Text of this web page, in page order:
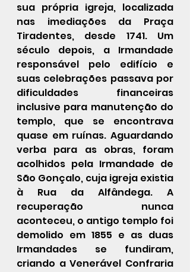
sua própria igreja, localizada
nas imediações da Praça
Tiradentes, desde 1741. Um
século depois, a Irmandade
responsável pelo edifício e
suas celebrações passava por
dificuldades financeiras
inclusive para manutenção do
templo, que se encontrava
quase em ruínas. Aguardando
verba para as obras, foram
acolhidos pela Irmandade de
São Gonçalo, cuja igreja existia
à Rua da Alfândega. A
recuperação nunca
aconteceu, o antigo templo foi
demolido em 1855 e as duas
Irmandades se fundiram,
criando a Venerável Confraria